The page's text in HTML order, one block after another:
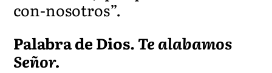
con-nosotros”.
Palabra de Dios.Te alabamos
Señor.